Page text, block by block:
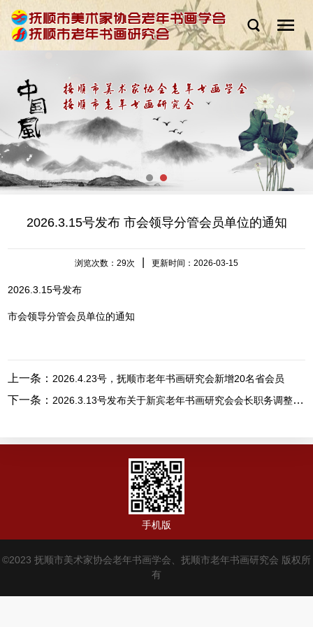
2026.3.15号发布 市会领导分管会员单位的通知
浏览次数： 29次 更新时间：2026-03-15
2026.3.15号发布
市会领导分管会员单位的通知
上一条： 2026.4.23号，抚顺市老年书画研究会新增20名省会员
下一条： 2026.3.13号发布关于新宾老年书画研究会会长职务调整的通知。
手机版
©2023 抚顺市美术家协会老年书画学会、抚顺市老年书画研究会 版权所
有